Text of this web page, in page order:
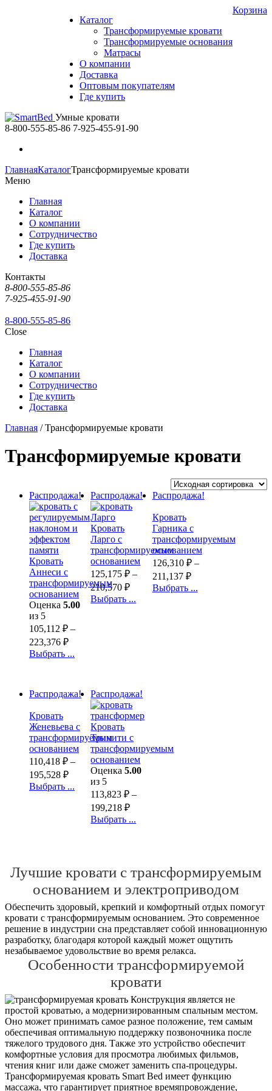
Каталог
Трансформируемые кровати
Трансформируемые основания
Матрасы
О компании
Доставка
Оптовым покупателям
Где купить
Корзина
Умные кровати
8-800-555-85-86 7-925-455-91-90
ГлавнаяКаталогТрансформируемые кровати
Меню
Главная
Каталог
О компании
Сотрудничество
Где купить
Доставка
Контакты
8-800-555-85-86
7-925-455-91-90
8-800-555-85-86
Close
Главная
Каталог
О компании
Сотрудничество
Где купить
Доставка
Главная / Трансформируемые кровати
Трансформируемые кровати
Распродажа!
Кровать
Аннеси с
трансформируемым
основанием
Оценка 5.00
из 5
105,112 ₽ –
223,376 ₽
Выбрать ...
Распродажа!
Кровать
Ларго с
трансформируемым
основанием
125,175₽ –
210,570₽
Выбрать ...
Распродажа!
Кровать
Гарника с
трансформируемым
основанием
126,310 ₽–
211,137 ₽
Выбрать ...
Распродажа!
Кровать
Женевьева с
трансформируемым
основанием
110,418 ₽ –
195,528 ₽
Выбрать ...
Распродажа!
Кровать
Тринити с
трансформируемым
основанием
Оценка5.00
из 5
113,823₽ –
199,218₽
Выбрать ...
Лучшие кровати с трансформируемым
основанием и электроприводом
Обеспечить здоровый, крепкий и комфортный отдых помогут
кровати с трансформируемым основанием. Это современное
решение в индустрии сна представляет собой инновационную
разработку, благодаря которой каждый может ощутить
незабываемое удовольствие во время релакса.
Особенности трансформируемой
кровати
Конструкция является не
простой кроватью, а модернизированным спальным местом.
Оно может принимать самое разное положение, тем самым
обеспечивая оптимальную поддержку позвоночника после
тяжелого трудового дня. Также это устройство обеспечит
комфортные условия для просмотра любимых фильмов,
чтения книг или даже сможет заменить спа-процедуры.
Трансформируемая кровать Smart Bed имеет функцию
массажа, что гарантирует приятное времяпровождение,